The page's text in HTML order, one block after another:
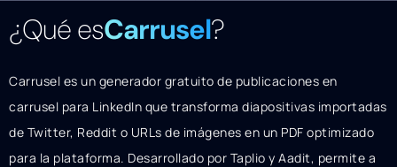
¿Qué esCarrusel?
Carrusel es un generador gratuito de publicaciones en
carrusel para LinkedIn que transforma diapositivas importadas
de Twitter, Reddit o URLs de imágenes en un PDF optimizado
para la plataforma. Desarrollado por Taplio y Aadit, permite a